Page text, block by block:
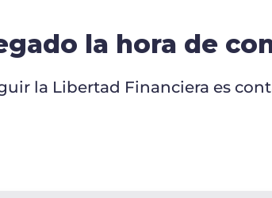
la hora de
la Libertad Financiera es